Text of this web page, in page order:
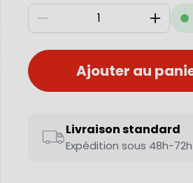
Diminuer
Ajouter au
Livraison standard
Expédition sous 48h-